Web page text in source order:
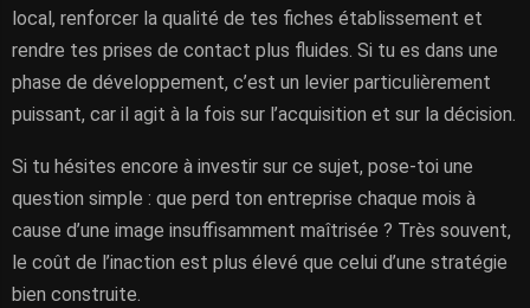
local, renforcer la qualité de tes fiches établissement et
rendre tes prises de contact plus fluides. Si tu es dans une
phase de développement, c’est un levier particulièrement
puissant, car il agit à la fois sur l’acquisition et sur la décision.
Si tu hésites encore à investir sur ce sujet, pose-toi une
question simple : que perd ton entreprise chaque mois à
cause d’une image insuffisamment maîtrisée ? Très souvent,
le coût de l’inaction est plus élevé que celui d’une stratégie
bien construite.